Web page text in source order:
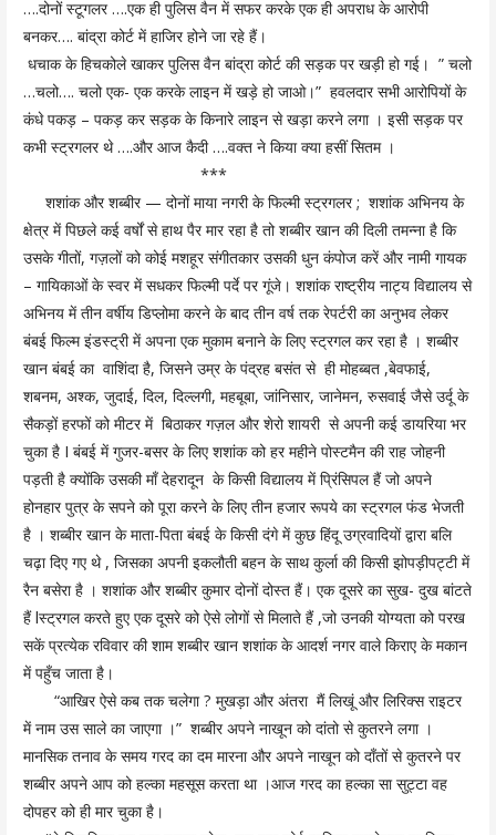
….दोनों स्टूगलर ….एक ही पुलिस वैन में सफर करके एक ही अपराध के आरोपी
बनकर…. बांद्रा कोर्ट में हाजिर होने जा रहे हैं।
धचाक के हिचकोले खाकर पुलिस वैन बांद्रा कोर्ट की सड़क पर खड़ी हो गई। ” चलो
…चलो…. चलो एक- एक करके लाइन में खड़े हो जाओ।” हवलदार सभी आरोपियों के
कंधे पकड़ – पकड़ कर सड़क के किनारे लाइन से खड़ा करने लगा । इसी सड़क पर
कभी स्ट्रगलर थे ….और आज कैदी ….वक्त ने किया क्या हसीं सितम ।
***
शशांक और शब्बीर — दोनों माया नगरी के फिल्मी स्ट्रगलर ; शशांक अभिनय के
क्षेत्र में पिछले कई वर्षों से हाथ पैर मार रहा है तो शब्बीर खान की दिली तमन्ना है कि
उसके गीतों, गज़लों को कोई मशहूर संगीतकार उसकी धुन कंपोज करें और नामी गायक
– गायिकाओं के स्वर में सधकर फिल्मी पर्दे पर गूंजे। शशांक राष्ट्रीय नाट्य विद्यालय से
अभिनय में तीन वर्षीय डिप्लोमा करने के बाद तीन वर्ष तक रेपर्टरी का अनुभव लेकर
बंबई फिल्म इंडस्ट्री में अपना एक मुकाम बनाने के लिए स्ट्रगल कर रहा है । शब्बीर
खान बंबई का वाशिंदा है, जिसने उम्र के पंद्रह बसंत से ही मोहब्बत ,बेवफाई,
शबनम, अश्क, जुदाई, दिल, दिल्लगी, महबूबा, जांनिसार, जानेमन, रुसवाई जैसे उर्दू के
सैकड़ों हरफों को मीटर में बिठाकर गज़ल और शेरो शायरी से अपनी कई डायरिया भर
चुका है I बंबई में गुजर-बसर के लिए शशांक को हर महीने पोस्टमैन की राह जोहनी
पड़ती है क्योंकि उसकी माँ देहरादून के किसी विद्यालय में प्रिंसिपल हैं जो अपने
होनहार पुत्र के सपने को पूरा करने के लिए तीन हजार रूपये का स्ट्रगल फंड भेजती
है । शब्बीर खान के माता-पिता बंबई के किसी दंगे में कुछ हिंदू उग्रवादियों द्वारा बलि
चढ़ा दिए गए थे , जिसका अपनी इकलौती बहन के साथ कुर्ला की किसी झोपड़ीपट्टी में
रैन बसेरा है । शशांक और शब्बीर कुमार दोनों दोस्त हैं। एक दूसरे का सुख- दुख बांटते
हैं lस्ट्रगल करते हुए एक दूसरे को ऐसे लोगों से मिलाते हैं ,जो उनकी योग्यता को परख
सकें प्रत्येक रविवार की शाम शब्बीर खान शशांक के आदर्श नगर वाले किराए के मकान
में पहुँच जाता है।
“आखिर ऐसे कब तक चलेगा ? मुखड़ा और अंतरा मैं लिखूं और लिरिक्स राइटर
में नाम उस साले का जाएगा ।” शब्बीर अपने नाखून को दांतो से कुतरने लगा ।
मानसिक तनाव के समय गरद का दम मारना और अपने नाखून को दाँतों से कुतरने पर
शब्बीर अपने आप को हल्का महसूस करता था ।आज गरद का हल्का सा सुट्टा वह
दोपहर को ही मार चुका है।